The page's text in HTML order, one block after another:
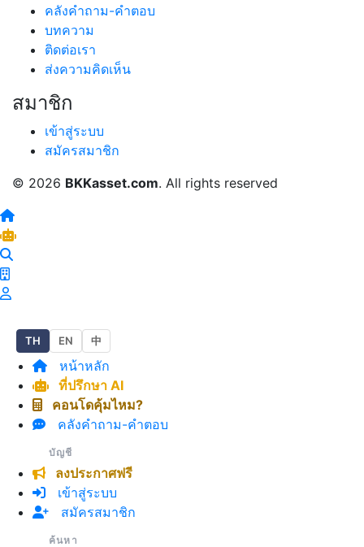
คลังคำถาม-คำตอบ
บทความ
ติดต่อเรา
ส่งความคิดเห็น
สมาชิก
เข้าสู่ระบบ
สมัครสมาชิก
© 2026 BKKasset.com. All rights reserved
TH EN 中
หน้าหลัก
ที่ปรึกษา AI
คอนโดคุ้มไหม?
คลังคำถาม-คำตอบ
บัญชี
ลงประกาศฟรี
เข้าสู่ระบบ
สมัครสมาชิก
ค้นหา